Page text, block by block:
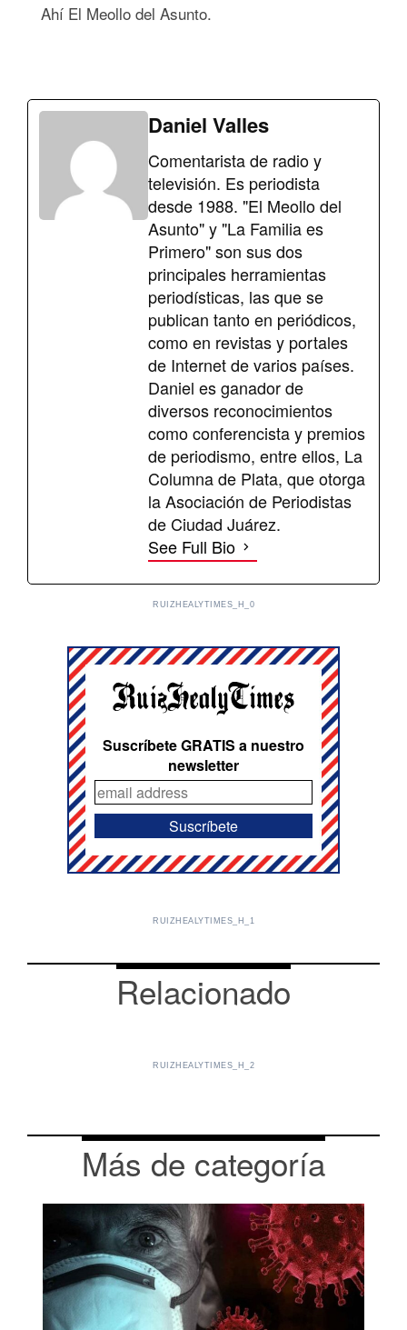
Ahí El Meollo del Asunto.
Daniel Valles
Comentarista de radio y
televisión. Es periodista
desde 1988. "El Meollo del
Asunto" y "La Familia es
Primero" son sus dos
principales herramientas
periodísticas, las que se
publican tanto en periódicos,
como en revistas y portales
de Internet de varios países.
Daniel es ganador de
diversos reconocimientos
como conferencista y premios
de periodismo, entre ellos, La
Columna de Plata, que otorga
la Asociación de Periodistas
de Ciudad Juárez.
See Full Bio
RUIZHEALYTIMES_H_0
Suscríbete GRATIS a nuestro
newsletter
RUIZHEALYTIMES_H_1
Relacionado
RUIZHEALYTIMES_H_2
Más de categoría